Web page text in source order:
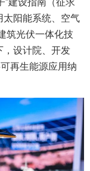
太阳能系统、空气
筑光伏一体化技
，设计院、开发
再生能源应用纳